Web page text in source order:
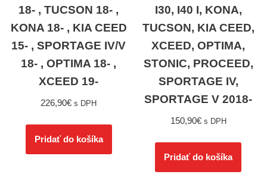
18- , TUCSON 18- ,
KONA 18- , KIA CEED
15- , SPORTAGE IV/V
18- , OPTIMA 18- ,
XCEED 19-
226,90€ s DPH
Pridať do košíka
I30, I40 I, KONA,
TUCSON, KIA CEED,
XCEED, OPTIMA,
STONIC, PROCEED,
SPORTAGE IV,
SPORTAGE V 2018-
150,90€ s DPH
Pridať do košíka